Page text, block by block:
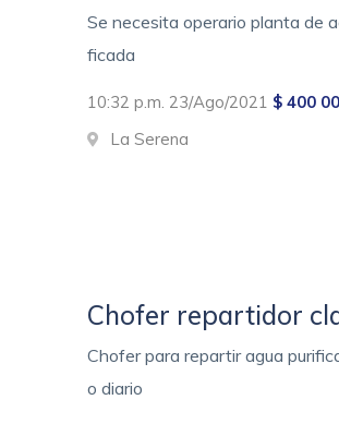
Se necesita operario planta de
ficada
10:32 p.m. 23/Ago/2021 $ 400
La Serena
Chofer repartidor
Chofer para repartir agua
o diario